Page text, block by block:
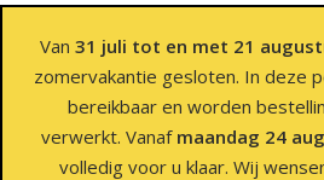
Van 31 juli tot en met 21
zomervakantie gesloten. In deze
bereikbaar en worden
verwerkt. Vanaf maandag 24
volledig voor u klaar. Wij